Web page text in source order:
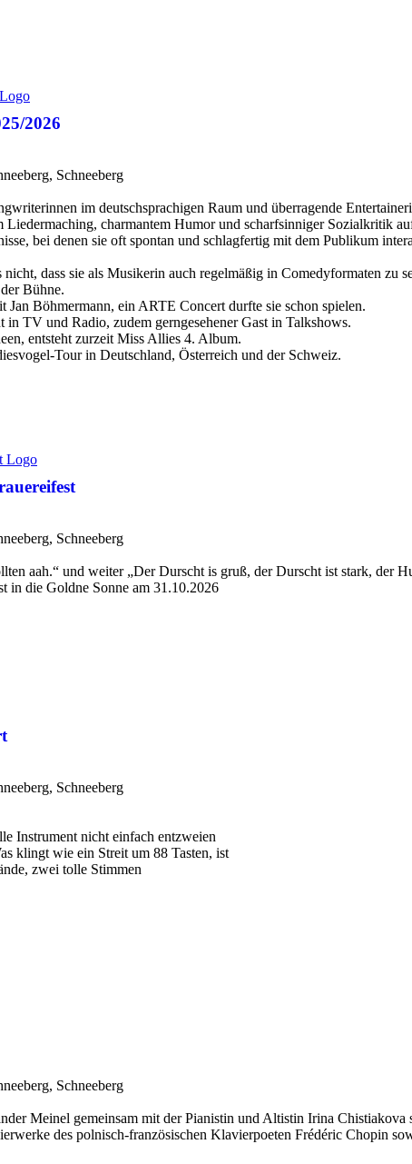
2026
Schneeberg
im deutschsprachigen Raum und überragende
Liedermaching, charmantem Humor und scharfsinniger Sozialkritik
bei denen sie oft spontan und schlagfertig mit dem Publikum
dass sie als Musikerin auch regelmäßig in Comedyformaten zu
Bühne.
Böhmermann, ein ARTE Concert durfte sie schon spielen.
in TV und Radio, zudem gerngesehener Gast in Talkshows.
entsteht zurzeit Miss Allies 4. Album.
Tour in Deutschland, Österreich und der Schweiz.
Schneeberg
aah.“ und weiter „Der Durscht is gruß, der Durscht ist stark, der
in die Goldne Sonne am 31.10.2026
Schneeberg
Instrument nicht einfach entzweien
klingt wie ein Streit um 88 Tasten, ist
zwei tolle Stimmen
Schneeberg
Meinel gemeinsam mit der Pianistin und Altistin Irina
des polnisch-französischen Klavierpoeten Frédéric Chopin